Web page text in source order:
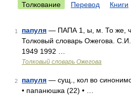
Толкование Перевод Книги
1 папуля — ПАПА 1, ы, м. То же,
Толковый словарь Ожегова.
1949 1992 …
Толковый словарь Ожегова
2 папуля — сущ., кол во
• папанюшка (22) • …